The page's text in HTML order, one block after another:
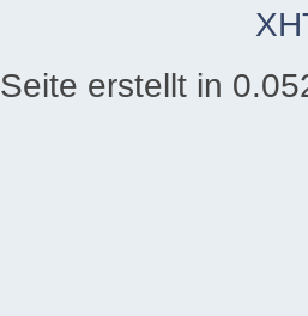
Seite erstellt in